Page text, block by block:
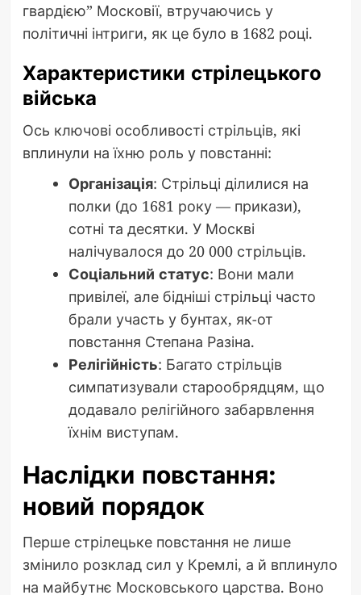
гвардією” Московії, втручаючись у
політичні інтриги, як це було в 1682 році.
Характеристики стрілецького
війська
Ось ключові особливості стрільців, які
вплинули на їхню роль у повстанні:
Організація: Стрільці ділилися на
полки (до 1681 року — прикази),
сотні та десятки. У Москві
налічувалося до 20 000 стрільців.
Соціальний статус: Вони мали
привілеї, але бідніші стрільці часто
брали участь у бунтах, як-от
повстання Степана Разіна.
Релігійність: Багато стрільців
симпатизували старообрядцям, що
додавало релігійного забарвлення
їхнім виступам.
Наслідки повстання:
новий порядок
Перше стрілецьке повстання не лише
змінило розклад сил у Кремлі, а й вплинуло
на майбутнє Московського царства. Воно